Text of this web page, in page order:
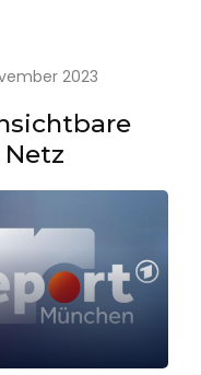
2023